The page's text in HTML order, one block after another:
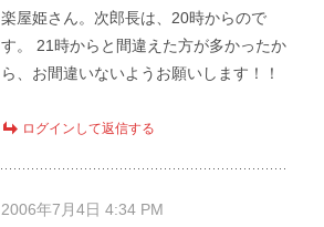
楽屋姫さん。次郎長は、20時からので
す。 21時からと間違えた方が多かったか
ら、お間違いないようお願いします！！
ログインして返信する
2006年7月4日 4:34 PM